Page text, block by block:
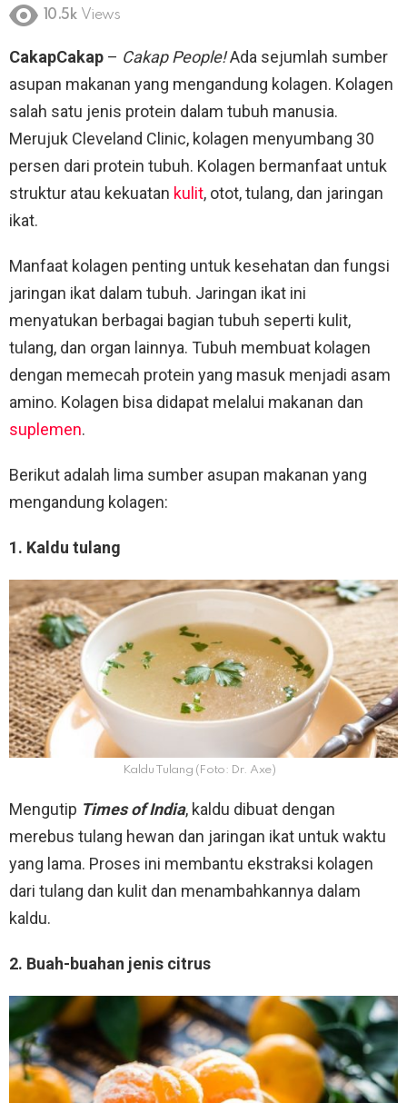
10.5k Views
CakapCakap – Cakap People!Ada sejumlah sumber
asupan makanan yang mengandung kolagen. Kolagen
salah satu jenis protein dalam tubuh manusia.
Merujuk Cleveland Clinic, kolagen menyumbang 30
persen dari protein tubuh. Kolagen bermanfaat untuk
struktur atau kekuatan kulit, otot, tulang, dan jaringan
ikat.
Manfaat kolagen penting untuk kesehatan dan fungsi
jaringan ikat dalam tubuh. Jaringan ikat ini
menyatukan berbagai bagian tubuh seperti kulit,
tulang, dan organ lainnya. Tubuh membuat kolagen
dengan memecah protein yang masuk menjadi asam
amino. Kolagen bisa didapat melalui makanan dan
suplemen.
Berikut adalah lima sumber asupan makanan yang
mengandung kolagen:
1. Kaldu tulang
Kaldu Tulang (Foto: Dr. Axe)
Mengutip Times of India, kaldu dibuat dengan
merebus tulang hewan dan jaringan ikat untuk waktu
yang lama. Proses ini membantu ekstraksi kolagen
dari tulang dan kulit dan menambahkannya dalam
kaldu.
2. Buah-buahan jenis citrus